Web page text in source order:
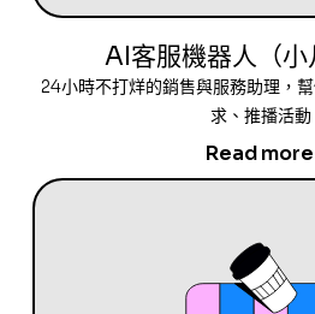
AI客服機器人（小
24小時不打烊的銷售與服務助理，
求、推播活動
Read more